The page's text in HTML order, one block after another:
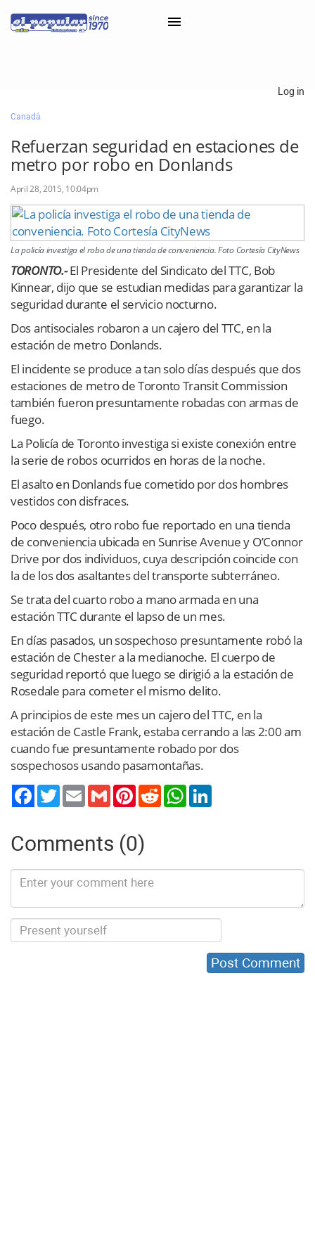
Classifieds
Categorías
Iniciar sesión con Clascal
×
Log in
Canadá
Refuerzan seguridad en estaciones de
metro por robo en Donlands
April 28, 2015, 10:04pm
La policía investiga el robo de una tienda de conveniencia. Foto Cortesía CityNews
TORONTO.- El Presidente del Sindicato del TTC, Bob
Kinnear, dijo que se estudian medidas para garantizar la
seguridad durante el servicio nocturno.
Dos antisociales robaron a un cajero del TTC, en la
estación de metro Donlands.
El incidente se produce a tan solo días después que dos
estaciones de metro de Toronto Transit Commission
también fueron presuntamente robadas con armas de
fuego.
La Policía de Toronto investiga si existe conexión entre
la serie de robos ocurridos en horas de la noche.
El asalto en Donlands fue cometido por dos hombres
vestidos con disfraces.
Poco después, otro robo fue reportado en una tienda
de conveniencia ubicada en Sunrise Avenue y O’Connor
Drive por dos individuos, cuya descripción coincide con
la de los dos asaltantes del transporte subterráneo.
Se trata del cuarto robo a mano armada en una
estación TTC durante el lapso de un mes.
En días pasados, un sospechoso presuntamente robó la
estación de Chester a la medianoche. El cuerpo de
seguridad reportó que luego se dirigió a la estación de
Rosedale para cometer el mismo delito.
A principios de este mes un cajero del TTC, en la
estación de Castle Frank, estaba cerrando a las 2:00 am
cuando fue presuntamente robado por dos
sospechosos usando pasamontañas.
TwitterEmail Gmail PinterestReddit WhatsApp
Comments (0)